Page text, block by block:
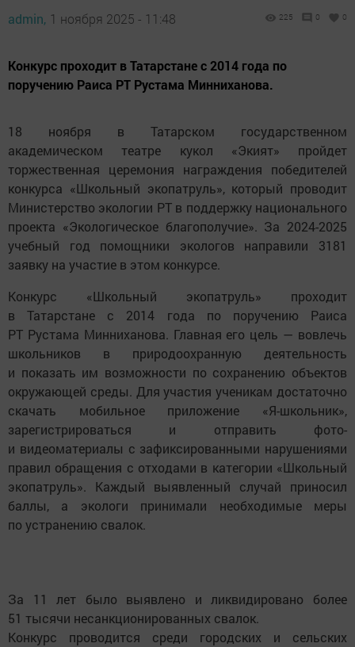
admin, 1 ноября 2025 - 11:48 225 0 0
Конкурс проходит в Татарстане с 2014 года по
поручению Раиса РТ Рустама Минниханова.
18 ноября в Татарском государственном
академическом театре кукол «Экият» пройдет
торжественная церемония награждения победителей
конкурса «Школьный экопатруль», который проводит
Министерство экологии РТ в поддержку национального
проекта «Экологическое благополучие». За 2024-2025
учебный год помощники экологов направили 3181
заявку на участие в этом конкурсе.
Конкурс «Школьный экопатруль» проходит
в Татарстане с 2014 года по поручению Раиса
РТ Рустама Минниханова. Главная его цель — вовлечь
школьников в природоохранную деятельность
и показать им возможности по сохранению объектов
окружающей среды. Для участия ученикам достаточно
скачать мобильное приложение «Я-школьник»,
зарегистрироваться и отправить фото-
и видеоматериалы с зафиксированными нарушениями
правил обращения с отходами в категории «Школьный
экопатруль». Каждый выявленный случай приносил
баллы, а экологи принимали необходимые меры
по устранению свалок.
За 11 лет было выявлено и ликвидировано более
51 тысячи несанкционированных свалок.
Конкурс проводится среди городских и сельских